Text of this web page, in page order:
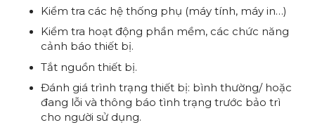
Kiểm tra các hệ thống phụ (máy tính, máy in…)
Kiểm tra hoạt động phần mềm, các chức năng
cảnh báo thiết bị.
Tắt nguồn thiết bị.
Đánh giá trình trạng thiết bị: bình thường/ hoặc
đang lỗi và thông báo tình trạng trước bảo trì
cho người sử dụng.